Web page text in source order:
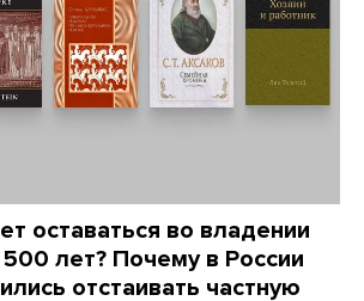
оставаться во владении
лет? Почему в России
отстаивать частную